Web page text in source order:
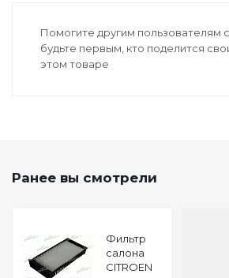
Помогите другим пользователям
будьте первым, кто поделится
этом товаре
Ранее вы смотрели
Фильтр
салона
CITROEN